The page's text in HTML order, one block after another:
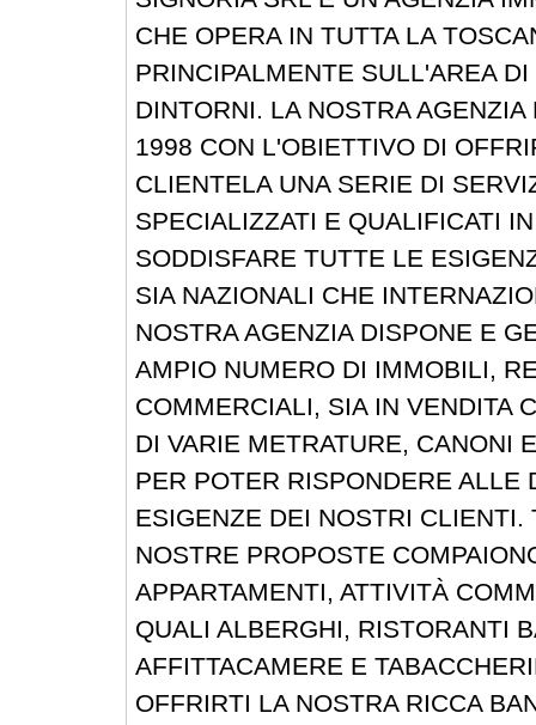
CHE OPERA IN TUTTA LA
PRINCIPALMENTE SULL'AREA
DINTORNI. LA NOSTRA AGENZIA
1998 CON L'OBIETTIVO DI
CLIENTELA UNA SERIE DI
SPECIALIZZATI E QUALIFICATI
SODDISFARE TUTTE LE
SIA NAZIONALI CHE
NOSTRA AGENZIA DISPONE E
AMPIO NUMERO DI IMMOBILI,
COMMERCIALI, SIA IN VENDITA
DI VARIE METRATURE, CANONI
PER POTER RISPONDERE ALLE
ESIGENZE DEI NOSTRI CLIENTI.
NOSTRE PROPOSTE
APPARTAMENTI, ATTIVITÀ
QUALI ALBERGHI, RISTORANTI
AFFITTACAMERE E
OFFRIRTI LA NOSTRA RICCA